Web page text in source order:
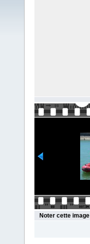
Noter cette image